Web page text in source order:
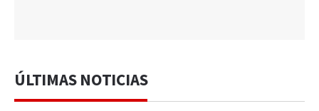
ÚLTIMAS NOTICIAS